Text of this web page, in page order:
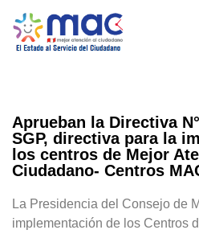
Aprueban la Directiva
SGP, directiva para la
los centros de Mejor
Ciudadano- Centros
La Presidencia del Consejo de
implementación de los Centros